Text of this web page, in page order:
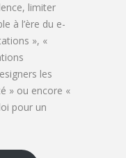
limiter
à l’ère du e-
», «
les
» ou encore «
pour un